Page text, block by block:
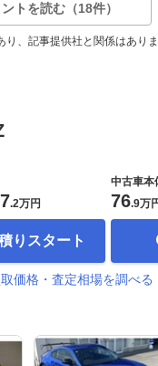
トを読む（18件）
、記事提供社と関係はありま
.2万円
りスタート
中古車本
76.9万
価格・査定相場を調べる